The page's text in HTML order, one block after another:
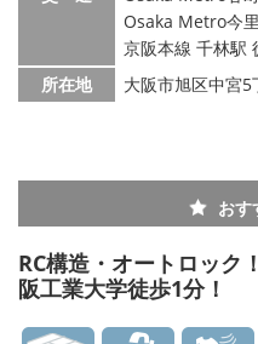
Osaka Metro今
京阪本線 千林駅
所在地
大阪市旭区中宮5
おす
RC構造・オートロック
阪工業大学徒歩1分！